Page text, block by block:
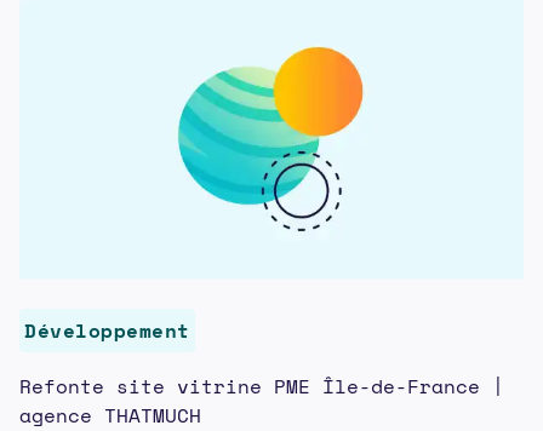
Développement
Refonte site vitrine PME Île-de-France |
agence THATMUCH